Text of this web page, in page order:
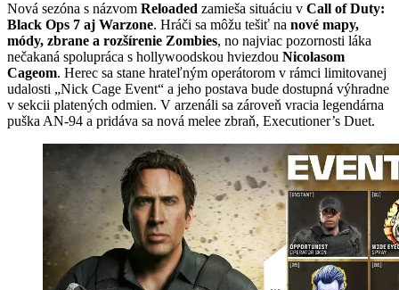
Nová sezóna s názvom Reloaded zamieša situáciu v Call of Duty:
Black Ops 7 aj Warzone. Hráči sa môžu tešiť na nové mapy,
módy, zbrane a rozšírenie Zombies, no najviac pozornosti láka
nečakaná spolupráca s hollywoodskou hviezdou Nicolasom
Cageom. Herec sa stane hrateľným operátorom v rámci limitovanej
udalosti „Nick Cage Event“ a jeho postava bude dostupná výhradne
v sekcii platených odmien. V arzenáli sa zároveň vracia legendárna
puška AN-94 a pridáva sa nová melee zbraň, Executioner’s Duet.